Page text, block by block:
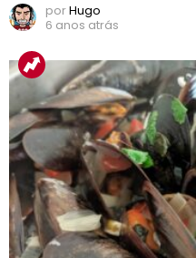
porHugo
6 anos atrás